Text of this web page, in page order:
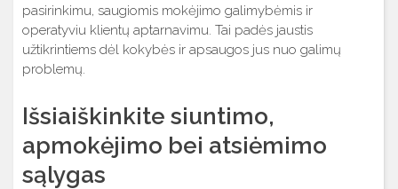
pasirinkimu, saugiomis mokėjimo galimybėmis ir
operatyviu klientų aptarnavimu. Tai padės jaustis
užtikrintiems dėl kokybės ir apsaugos jus nuo galimų
problemų.
Išsiaiškinkite siuntimo,
apmokėjimo bei atsiėmimo
sąlygas